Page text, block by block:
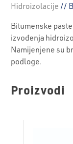
Hidroizolacije //
Bitumenske
izvođenja
Namijenjene su
podloge.
Proizvodi